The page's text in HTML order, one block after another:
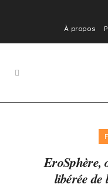
À propos
EroSphère,
libérée